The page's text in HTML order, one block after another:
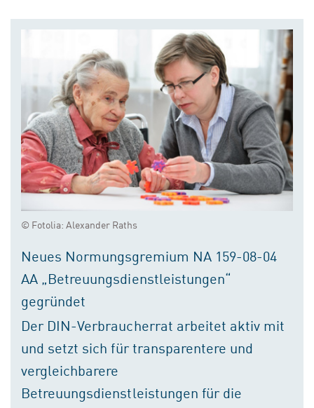
© Fotolia: Alexander Raths
Neues Normungsgremium NA 159-08-04
AA „Betreuungsdienstleistungen“
gegründet
Der DIN-Verbraucherrat arbeitet aktiv mit
und setzt sich für transparentere und
vergleichbarere
Betreuungsdienstleistungen für die